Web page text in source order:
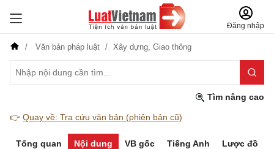
Đăng nhập
Văn bản pháp luật Xây dựng, Giao thông
Tìm nâng cao
👉 Quay về: Tra cứu văn bản (phiên bản cũ)
Tổng quan Nội dung VB gốc Tiếng Anh Lược đồ